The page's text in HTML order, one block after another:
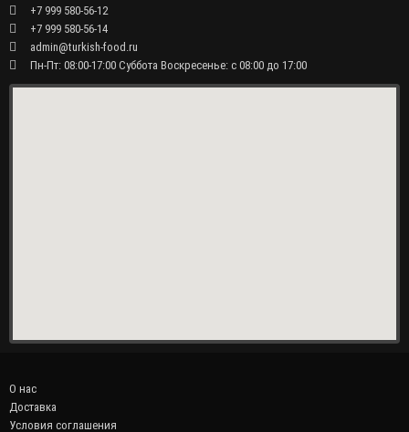
+7 999 580-56-12
+7 999 580-56-14
admin@turkish-food.ru
Пн-Пт: 08:00-17:00 Суббота Воскресенье: с 08:00 до 17:00
О нас
Доставка
Условия соглашения